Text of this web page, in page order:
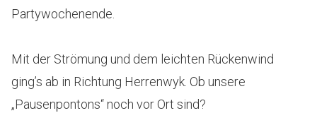
Partywochenende.
Mit der Strömung und dem leichten Rückenwind
ging’s ab in Richtung Herrenwyk. Ob unsere
„Pausenpontons“ noch vor Ort sind?